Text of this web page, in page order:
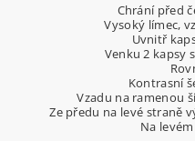
Chrání před
Vysoký límec,
Uvnitř
Venku 2 kapsy
Kontrasní
Vzadu na ramenou
Ze předu na levé straně
Na